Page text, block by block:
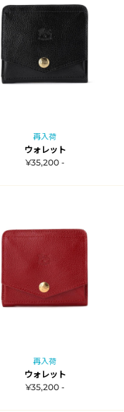
再入荷
ウォレット
¥35,200 -
再入荷
ウォレット
¥35,200 -